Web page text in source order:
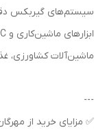
سیستم‌های گیربکس
ابزارهای ماشین‌کاری و CNC
ماشین‌آلات کشاورزی،
---
✅ مزایای خرید از